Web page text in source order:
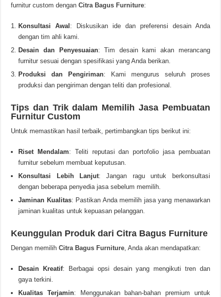
furnitur custom denganCitra Bagus Furniture:
Konsultasi Awal : Diskusikan ide dan preferensi desain Anda
dengan tim ahli kami.
Desain dan Penyesuaian: Tim desain kami akan merancang
furnitur sesuai dengan spesifikasi yang Anda berikan.
Produksi dan Pengiriman: Kami mengurus seluruh proses
produksi dan pengiriman dengan teliti dan profesional.
Tips dan Trik dalam Memilih Jasa Pembuatan
Furnitur Custom
Untuk memastikan hasil terbaik, pertimbangkan tips berikut ini:
Riset Mendalam: Teliti reputasi dan portofolio jasa pembuatan
furnitur sebelum membuat keputusan.
Konsultasi Lebih Lanjut: Jangan ragu untuk berkonsultasi
dengan beberapa penyedia jasa sebelum memilih.
Jaminan Kualitas: Pastikan Anda memilih jasa yang menawarkan
jaminan kualitas untuk kepuasan pelanggan.
Keunggulan Produk dari Citra Bagus Furniture
Dengan memilihCitra Bagus Furniture, Anda akan mendapatkan:
Desain Kreatif: Berbagai opsi desain yang mengikuti tren dan
gaya terkini.
Kualitas Terjamin: Menggunakan bahan-bahan premium untuk